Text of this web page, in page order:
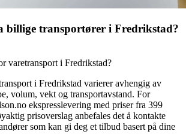
billige transportører i Fredrikstad?
varetransport i Fredrikstad?
i Fredrikstad varierer avhengig av
volum, vekt og transportavstand. For
ekspresslevering med priser fra 399
prisoverslag anbefales det å kontakte
som kan gi deg et tilbud basert på dine